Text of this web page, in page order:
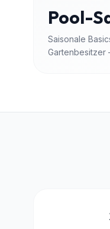
Pool-
Saisonale
Gartenbesitzer